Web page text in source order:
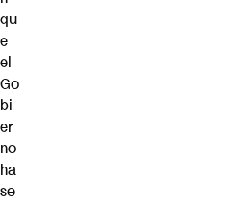
qu
e
el
Go
bi
er
no
ha
se